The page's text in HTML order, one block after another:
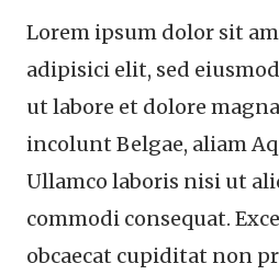
Lorem ipsum dolor sit
adipisici elit, sed
ut labore et dolore
incolunt Belgae, aliam
Ullamco laboris nisi ut
commodi consequat.
obcaecat cupiditat non